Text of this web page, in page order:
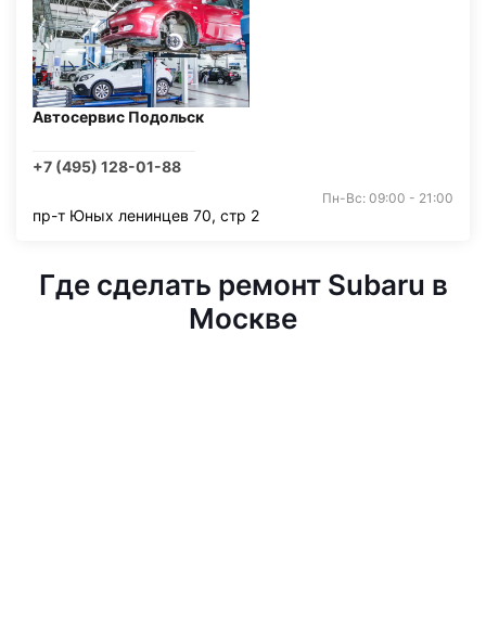
Автосервис Подольск
+7 (495) 128-01-88
Пн-Вс: 09:00 - 21:00
пр-т Юных ленинцев 70, стр 2
Где сделать ремонт Subaru в
Москве